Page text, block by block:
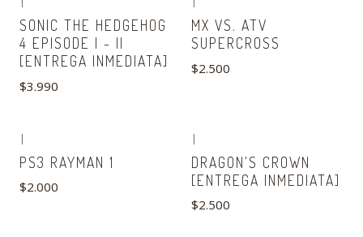
SONIC THE HEDGEHOG
4 EPISODE I - II
[ENTREGA INMEDIATA]
$3.990
MX VS. ATV
SUPERCROSS
$2.500
|
PS3 RAYMAN 1
$2.000
|
DRAGON'S CROWN
[ENTREGA INMEDIATA]
$2.500